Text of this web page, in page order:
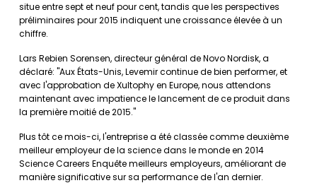
situe entre sept et neuf pour cent, tandis que les perspectives
préliminaires pour 2015 indiquent une croissance élevée à un
chiffre.
Lars Rebien Sorensen, directeur général de Novo Nordisk, a
déclaré: "Aux États-Unis, Levemir continue de bien performer, et
avec l'approbation de Xultophy en Europe, nous attendons
maintenant avec impatience le lancement de ce produit dans
la première moitié de 2015."
Plus tôt ce mois-ci, l'entreprise a été classée comme deuxième
meilleur employeur de la science dans le monde en 2014
Science Careers Enquête meilleurs employeurs, améliorant de
manière significative sur sa performance de l'an dernier.